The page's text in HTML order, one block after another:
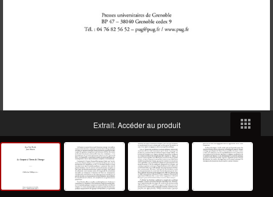
Extrait. Accéder au produit